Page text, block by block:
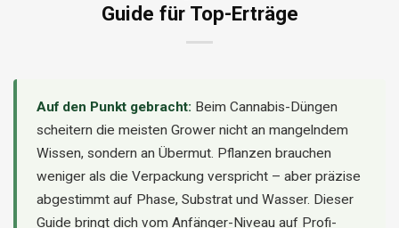
Guide für Top-Erträge
Auf den Punkt gebracht: Beim Cannabis-Düngen
scheitern die meisten Grower nicht an mangelndem
Wissen, sondern an Übermut. Pflanzen brauchen
weniger als die Verpackung verspricht – aber präzise
abgestimmt auf Phase, Substrat und Wasser. Dieser
Guide bringt dich vom Anfänger-Niveau auf Profi-